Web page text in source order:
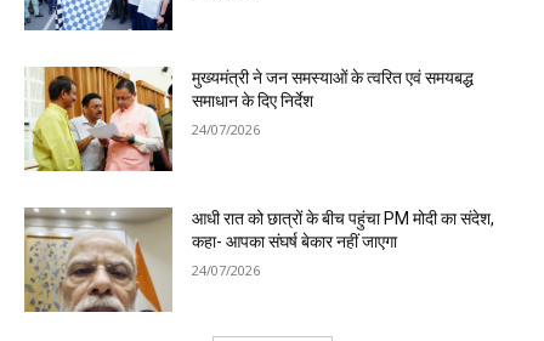
मुख्यमंत्री ने जन समस्याओं के त्वरित एवं समयबद्ध
समाधान के दिए निर्देश
24/07/2026
आधी रात को छात्रों के बीच पहुंचा PM मोदी का संदेश,
कहा- आपका संघर्ष बेकार नहीं जाएगा
24/07/2026